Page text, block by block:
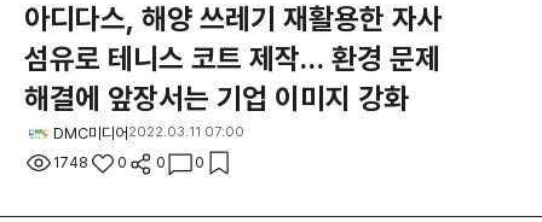
아디다스, 해양 쓰레기 재활용한 자사
섬유로 테니스 코트 제작… 환경 문제
해결에 앞장서는 기업 이미지 강화
DMC미디어 2022.03.11 07:00
1748 0 0 0